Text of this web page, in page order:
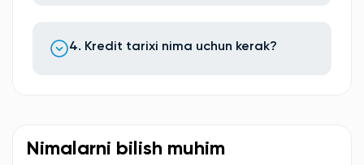
4. Kredit tarixi nima uchun kerak?
Nimalarni bilish muhim